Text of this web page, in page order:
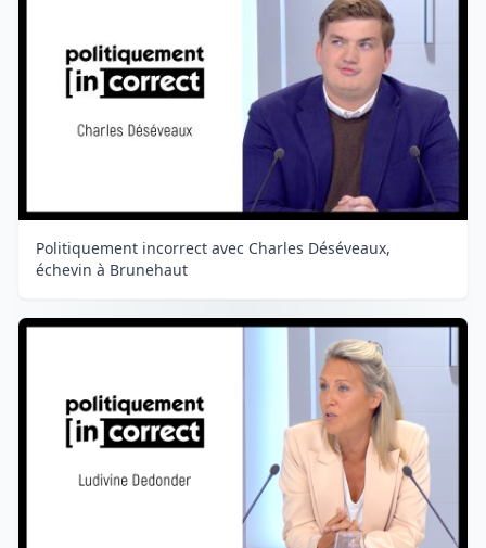
Politiquement incorrect avec Charles Déséveaux,
échevin à Brunehaut